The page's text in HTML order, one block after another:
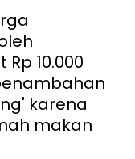
10.000
karena
makan